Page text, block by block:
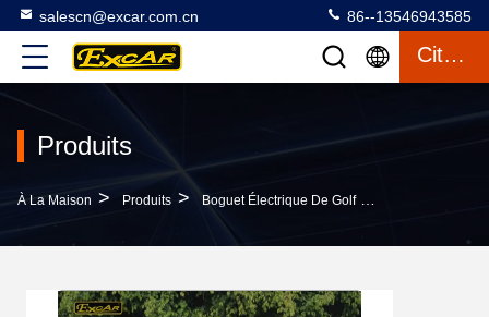
salescn@excar.com.cn 86--13546943585
Citation
Produits
À La Maison > Produits > Boguet Électrique De Golf >